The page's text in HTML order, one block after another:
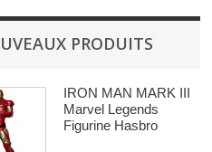
PRODUITS
IRON MAN MARK III
Marvel Legends
Figurine Hasbro